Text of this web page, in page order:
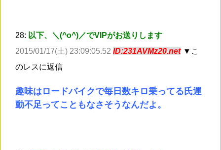
28: 以下、＼(^o^)／でVIPがお送りします
2015/01/17(土) 23:09:05.52 ID:231AVMz20.net ▼こ
のレスに返信
趣味はロードバイクで毎日数キロ乗ってる氏運
動不足ってこともなさそうなんだよ。